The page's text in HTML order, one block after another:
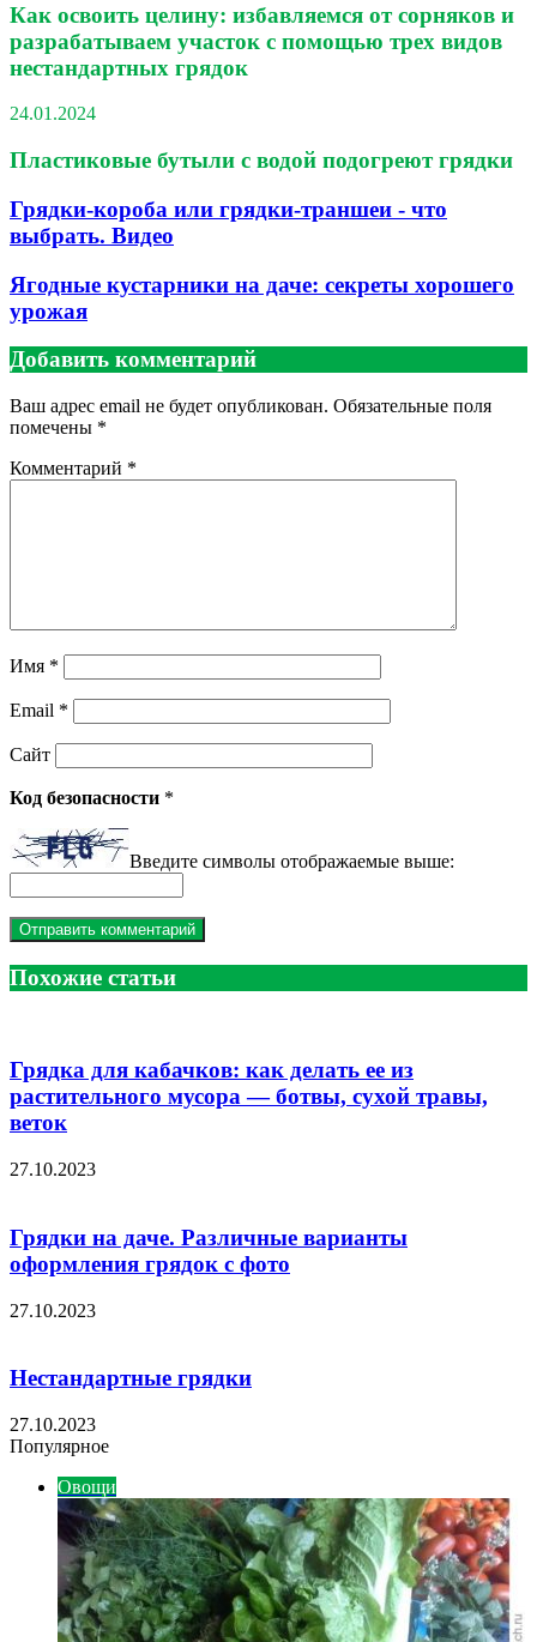
Как освоить целину: избавляемся от сорняков и
разрабатываем участок с помощью трех видов
нестандартных грядок
24.01.2024
Пластиковые бутыли с водой подогреют грядки
Грядки-короба или грядки-траншеи - что
выбрать. Видео
Ягодные кустарники на даче: секреты хорошего
урожая
Добавить комментарий
Ваш адрес email не будет опубликован. Обязательные поля
помечены *
Комментарий *
Имя *
Email *
Сайт
Код безопасности *
Введите символы отображаемые выше:
Похожие статьи
Грядка для кабачков: как делать ее из
растительного мусора — ботвы, сухой травы,
веток
27.10.2023
Грядки на даче. Различные варианты
оформления грядок с фото
27.10.2023
Нестандартные грядки
27.10.2023
Популярное
Овощи